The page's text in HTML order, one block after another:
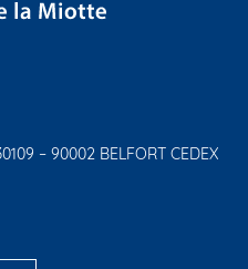
– 90002 BELFORT CEDEX